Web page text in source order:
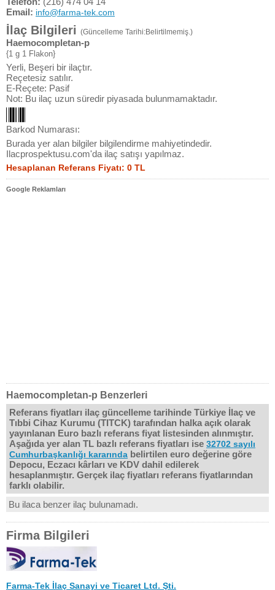
Email: info@farma-tek.com
İlaç Bilgileri (Güncelleme Tarihi:Belirtilmemiş.)
Haemocompletan-p
{1 g 1 Flakon}
Yerli, Beşeri bir ilaçtır.
Reçetesiz satılır.
E-Reçete: Pasif
Not: Bu ilaç uzun süredir piyasada bulunmamaktadır.
Barkod Numarası:
Burada yer alan bilgiler bilgilendirme mahiyetindedir.
Ilacprospektusu.com'da ilaç satışı yapılmaz.
Hesaplanan Referans Fiyatı: 0 TL
Google Reklamları
Haemocompletan-p Benzerleri
Referans fiyatları ilaç güncelleme tarihinde Türkiye İlaç ve
Tıbbi Cihaz Kurumu (TITCK) tarafından halka açık olarak
yayınlanan Euro bazlı referans fiyat listesinden alınmıştır.
Aşağıda yer alan TL bazlı referans fiyatları ise 32702 sayılı
Cumhurbaşkanlığı kararında belirtilen euro değerine göre
Depocu, Eczacı kârları ve KDV dahil edilerek
hesaplanmıştır. Gerçek ilaç fiyatları referans fiyatlarından
farklı olabilir.
Bu ilaca benzer ilaç bulunamadı.
Firma Bilgileri
Farma-Tek İlaç Sanayi ve Ticaret Ltd. Şti.